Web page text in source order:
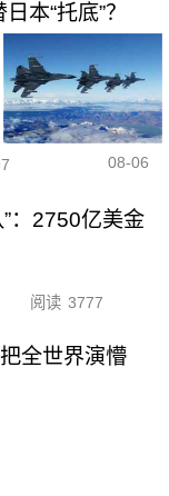
本“托底”？
08-06
：2750亿美金
阅读 3777
全世界演懵